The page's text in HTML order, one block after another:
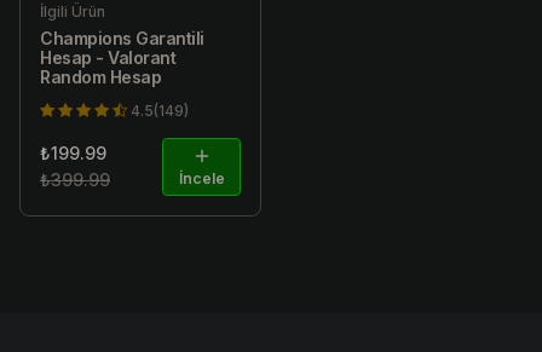
İlgili Ürün
Champions Garantili
Hesap - Valorant
Random Hesap
4.5(149)
₺199.99
₺399.99
İncele